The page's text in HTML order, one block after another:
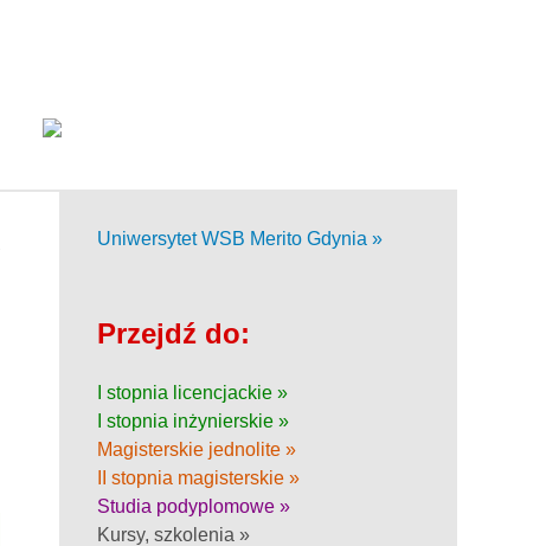
Uniwersytet WSB Merito Gdynia »
Przejdź do:
I stopnia licencjackie »
I stopnia inżynierskie »
Magisterskie jednolite »
II stopnia magisterskie »
Studia podyplomowe »
Kursy, szkolenia »